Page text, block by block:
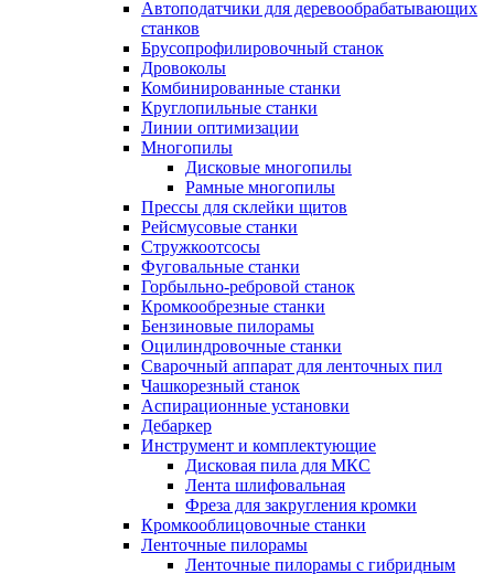
Автоподатчики для деревообрабатывающих
станков
Брусопрофилировочный станок
Дровоколы
Комбинированные станки
Круглопильные станки
Линии оптимизации
Многопилы
Дисковые многопилы
Рамные многопилы
Прессы для склейки щитов
Рейсмусовые станки
Стружкоотсосы
Фуговальные станки
Горбыльно-ребровой станок
Кромкообрезные станки
Бензиновые пилорамы
Оцилиндровочные станки
Сварочный аппарат для ленточных пил
Чашкорезный станок
Аспирационные установки
Дебаркер
Инструмент и комплектующие
Дисковая пила для МКС
Лента шлифовальная
Фреза для закругления кромки
Кромкооблицовочные станки
Ленточные пилорамы
Ленточные пилорамы с гибридным